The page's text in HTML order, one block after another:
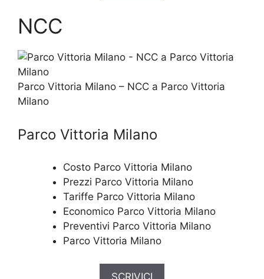
NCC
Parco Vittoria Milano – NCC a Parco Vittoria
Milano
Parco Vittoria Milano
Costo Parco Vittoria Milano
Prezzi Parco Vittoria Milano
Tariffe Parco Vittoria Milano
Economico Parco Vittoria Milano
Preventivi Parco Vittoria Milano
Parco Vittoria Milano
SCRIVICI